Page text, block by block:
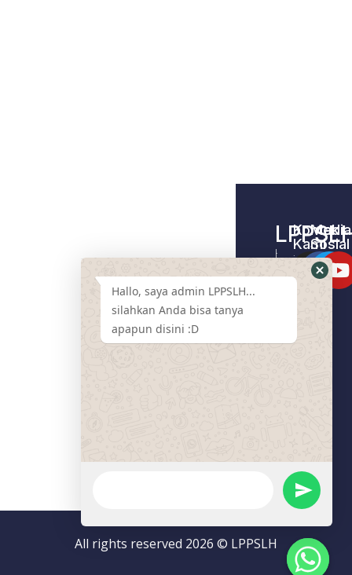
Home –
LPPSLH
Pendamping
Artikel
Kontak
Kami
Tentang
Kami
Media
Sosial
All rights reserved 2026 © LPPSLH
Hallo, saya admin LPPSLH...
silahkan Anda bisa tanya
apapun disini :D